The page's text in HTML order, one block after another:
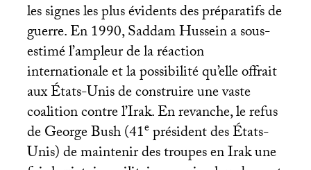
les signes les plus évidents des préparatifs de
guerre. En 1990, Saddam Hussein a sous-
estimé l’ampleur de la réaction
internationale et la possibilité qu’elle offrait
aux États-Unis de construire une vaste
coalition contre l’Irak. En revanche, le refus
de George Bush (41eprésident des États-
Unis) de maintenir des troupes en Irak une